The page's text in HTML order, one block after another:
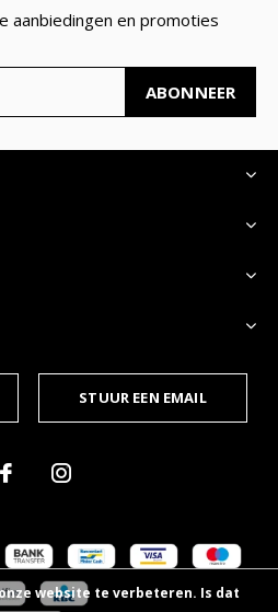
aanbiedingen en promoties
ABONNEER
STUUR EEN EMAIL
website te verbeteren. Is dat